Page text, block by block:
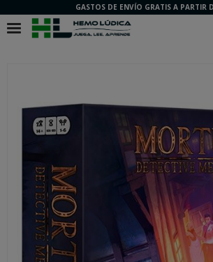
GASTOS DE ENVÍO GRATIS A PARTIR